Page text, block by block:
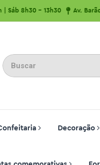
| Sáb 8h30 - 13h30 Av.
Decoração